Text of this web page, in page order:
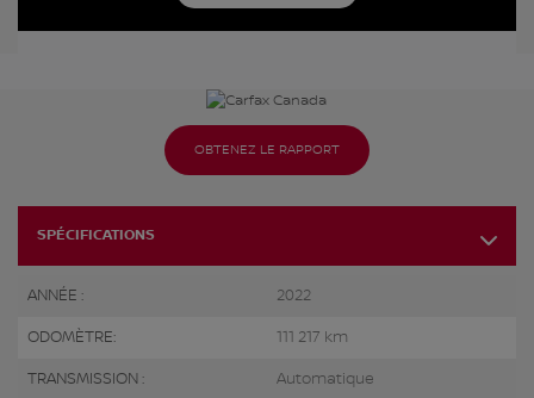
OBTENEZ LE RAPPORT
SPÉCIFICATIONS
ANNÉE : 2022
ODOMÈTRE: 111 217 km
TRANSMISSION : Automatique